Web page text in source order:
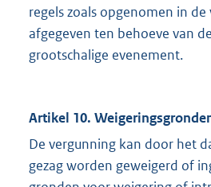
regels zoals opgenomen in
afgegeven ten behoeve van
grootschalige evenement.
Artikel 10.
De vergunning kan door het
gezag worden geweigerd of